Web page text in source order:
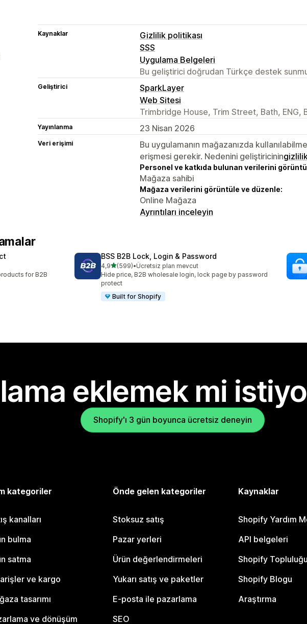
Kaynaklar
Gizlilik politikası
SSS
Uygulama Belgeleri
Bu geliştirici doğrudan Türkçe destek
Geliştirici
SparkLayer
Web Sitesi
Trimbridge House, Trim Street, Bath, ENG,
Yayınlanma 23 Nisan 2026
Veri erişimi
Bu uygulamanın mağazanızda
erişmesi gerekir. Nedenini geliştiricinin
Personel ve katkıda bulunan verilerini
Mağaza sahibi
Mağaza verilerini görüntüle ve düzenle:
Online Mağaza
Ayrıntıları inceleyin
for B2B
BSS B2B Lock, Login & Password
4,95 yıldız üzerinden
(599)
toplam 599 değerlendirme
•Ücretsiz plan mevcut
Hide price, B2B wholesale login, lock page by password
protect
Built for Shopify
eklemek mi
Shopify'ı 3 gün boyunca ücretsiz deneyin
kategoriler
kanalları
bulma
satma
ve kargo
tasarımı
ve dönüşüm
Önde gelen kategoriler
Stoksuz satış
Pazar yerleri
Ürün değerlendirmeleri
Yukarı satış ve paketler
E-posta ile pazarlama
SEO
Kaynaklar
Shopify Yardım
API belgeleri
Shopify Topluluğu
Shopify Blogu
Araştırma